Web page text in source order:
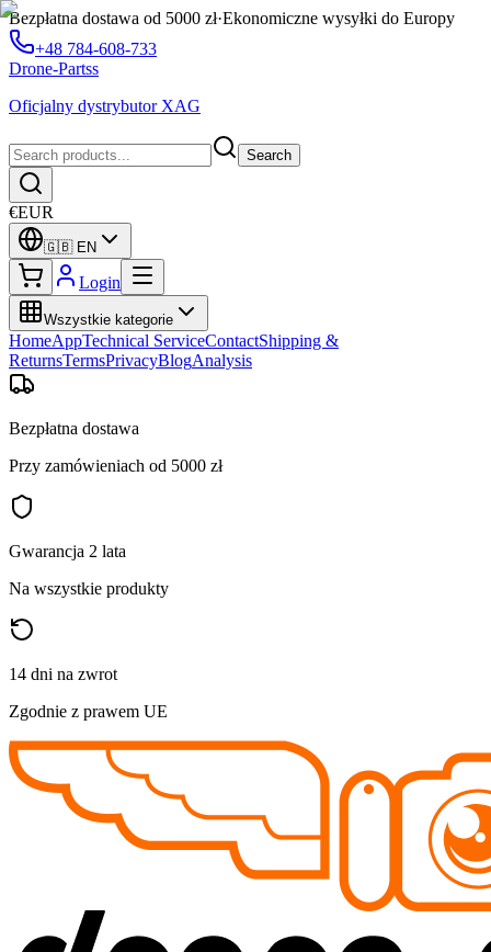
Bezpłatna dostawa od 5000 zł·Ekonomiczne wysyłki do Europy
+48 784-608-733
Drone-Partss
Oficjalny dystrybutor XAG
Search
€EUR
🇬🇧 EN
Login
Wszystkie kategorie
HomeAppTechnical ServiceContactShipping &
ReturnsTermsPrivacyBlogAnalysis
Bezpłatna dostawa
Przy zamówieniach od 5000 zł
Gwarancja 2 lata
Na wszystkie produkty
14 dni na zwrot
Zgodnie z prawem UE